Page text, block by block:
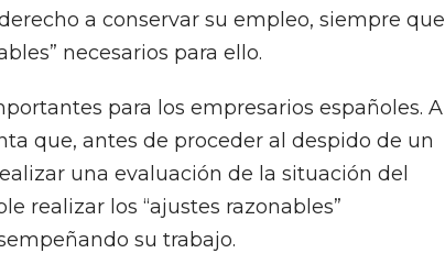
a conservar su empleo, siempre que
necesarios para ello.
para los empresarios españoles. A
que, antes de proceder al despido de un
una evaluación de la situación del
realizar los “ajustes razonables”
su trabajo.